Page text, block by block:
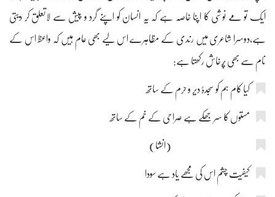
ایک تو مے نوشی کا اپنا خاصہ ہے کہ یہ انسان کو اپنے گرد و پیش سے لاتعلق کر دیتی
ہے،دوسرا شاعری میں رندی کے مظاہرے اس لیے بھی عام ہیں کہ واعظ اس کے
نام سے بھی پُرخاش رکھتا ہے:
کیا کام ہم کو سجدۂ دیر و حرم کے ساتھ
مستوں کا سر جھکے ہے صراحی کے خم کے ساتھ
(انشا)
کیفیت چشم اس کی مجھے یاد ہے سودا